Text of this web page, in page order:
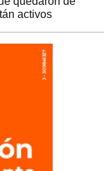
activos